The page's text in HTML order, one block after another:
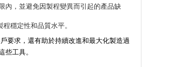
內，並避免因製程變異而引起的產品缺
穩定性和品質水平。
要求，還有助於持續改進和最大化製造過
工具。